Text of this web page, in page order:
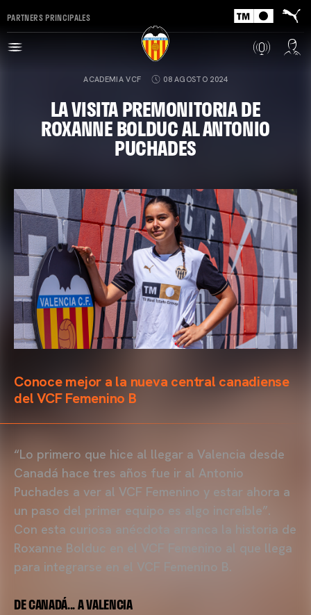
PARTNERS PRINCIPALES
ACADEMIA VCF 08 AGOSTO 2024
LA VISITA PREMONITORIA DE
ROXANNE BOLDUC AL ANTONIO
PUCHADES
Conoce mejor a la nueva central canadiense
del VCF Femenino B
“Lo primero que hice al llegar a Valencia desde
Canadá hace tres años fue ir al Antonio
Puchades a ver al VCF Femenino y estar ahora a
un paso del primer equipo es algo increíble”.
Con esta curiosa anécdota arranca la historia de
Roxanne Bolduc en el VCF Femenino al que llega
para integrarse en el VCF Femenino B.
DE CANADÁ... A VALENCIA